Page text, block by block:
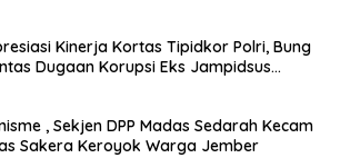
Kinerja Kortas Tipidkor Polri, Bung
Dugaan Korupsi Eks Jampidsus
Kecam
Keras Oknum Ormas Sakera Keroyok Warga Jember